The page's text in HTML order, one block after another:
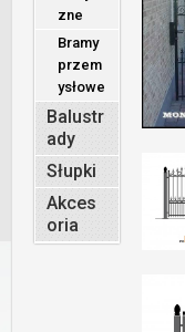
zne
Bramy
przem
ysłowe
Balustr
ady
Słupki
Akces
oria